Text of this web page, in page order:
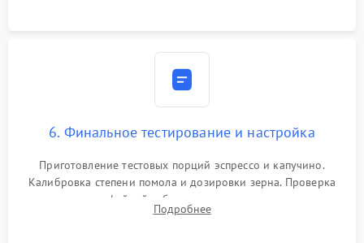
6. Финальное тестирование и настройка
Приготовление тестовых порций эспрессо и капучино.
Калибровка степени помола и дозировки зерна. Проверка
плотности кофейной таблетки, температуры напитка и
качества молочной пены. Контроль отсутствия посторонних
Подробнее